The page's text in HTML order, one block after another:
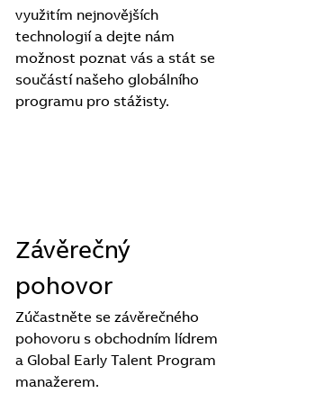
využitím nejnovějších
technologií a dejte nám
možnost poznat vás a stát se
součástí našeho globálního
programu pro stážisty.
Závěrečný
pohovor
Zúčastněte se závěrečného
pohovoru s obchodním lídrem
a Global Early Talent Program
manažerem. ​​​​​​​